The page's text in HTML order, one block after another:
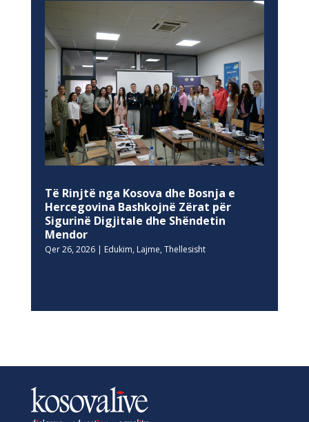
Të Rinjtë nga Kosova dhe Bosnja e
Hercegovina Bashkojnë Zërat për
Sigurinë Digjitale dhe Shëndetin
Mendor
Qer 26, 2026| Edukim, Lajme, Thellesisht